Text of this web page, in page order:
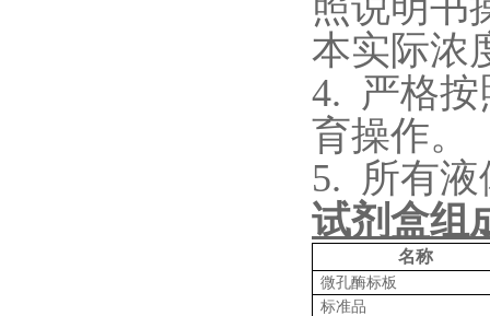
本实际浓
4. 严格
育操作。
5. 所有
试剂盒组
名称
微孔酶标板
标准品